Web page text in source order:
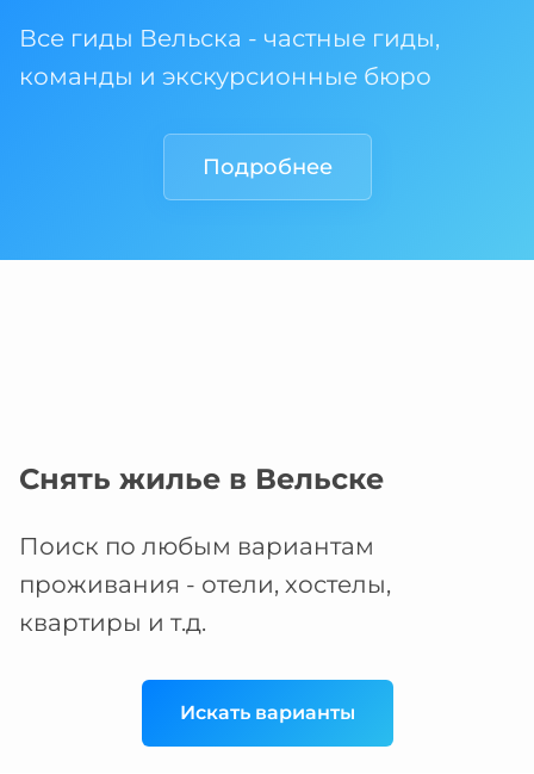
Все гиды Вельска - частные гиды,
команды и экскурсионные бюро
Подробнее
Снять жилье в Вельске
Поиск по любым вариантам
проживания - отели, хостелы,
квартиры и т.д.
Искать варианты